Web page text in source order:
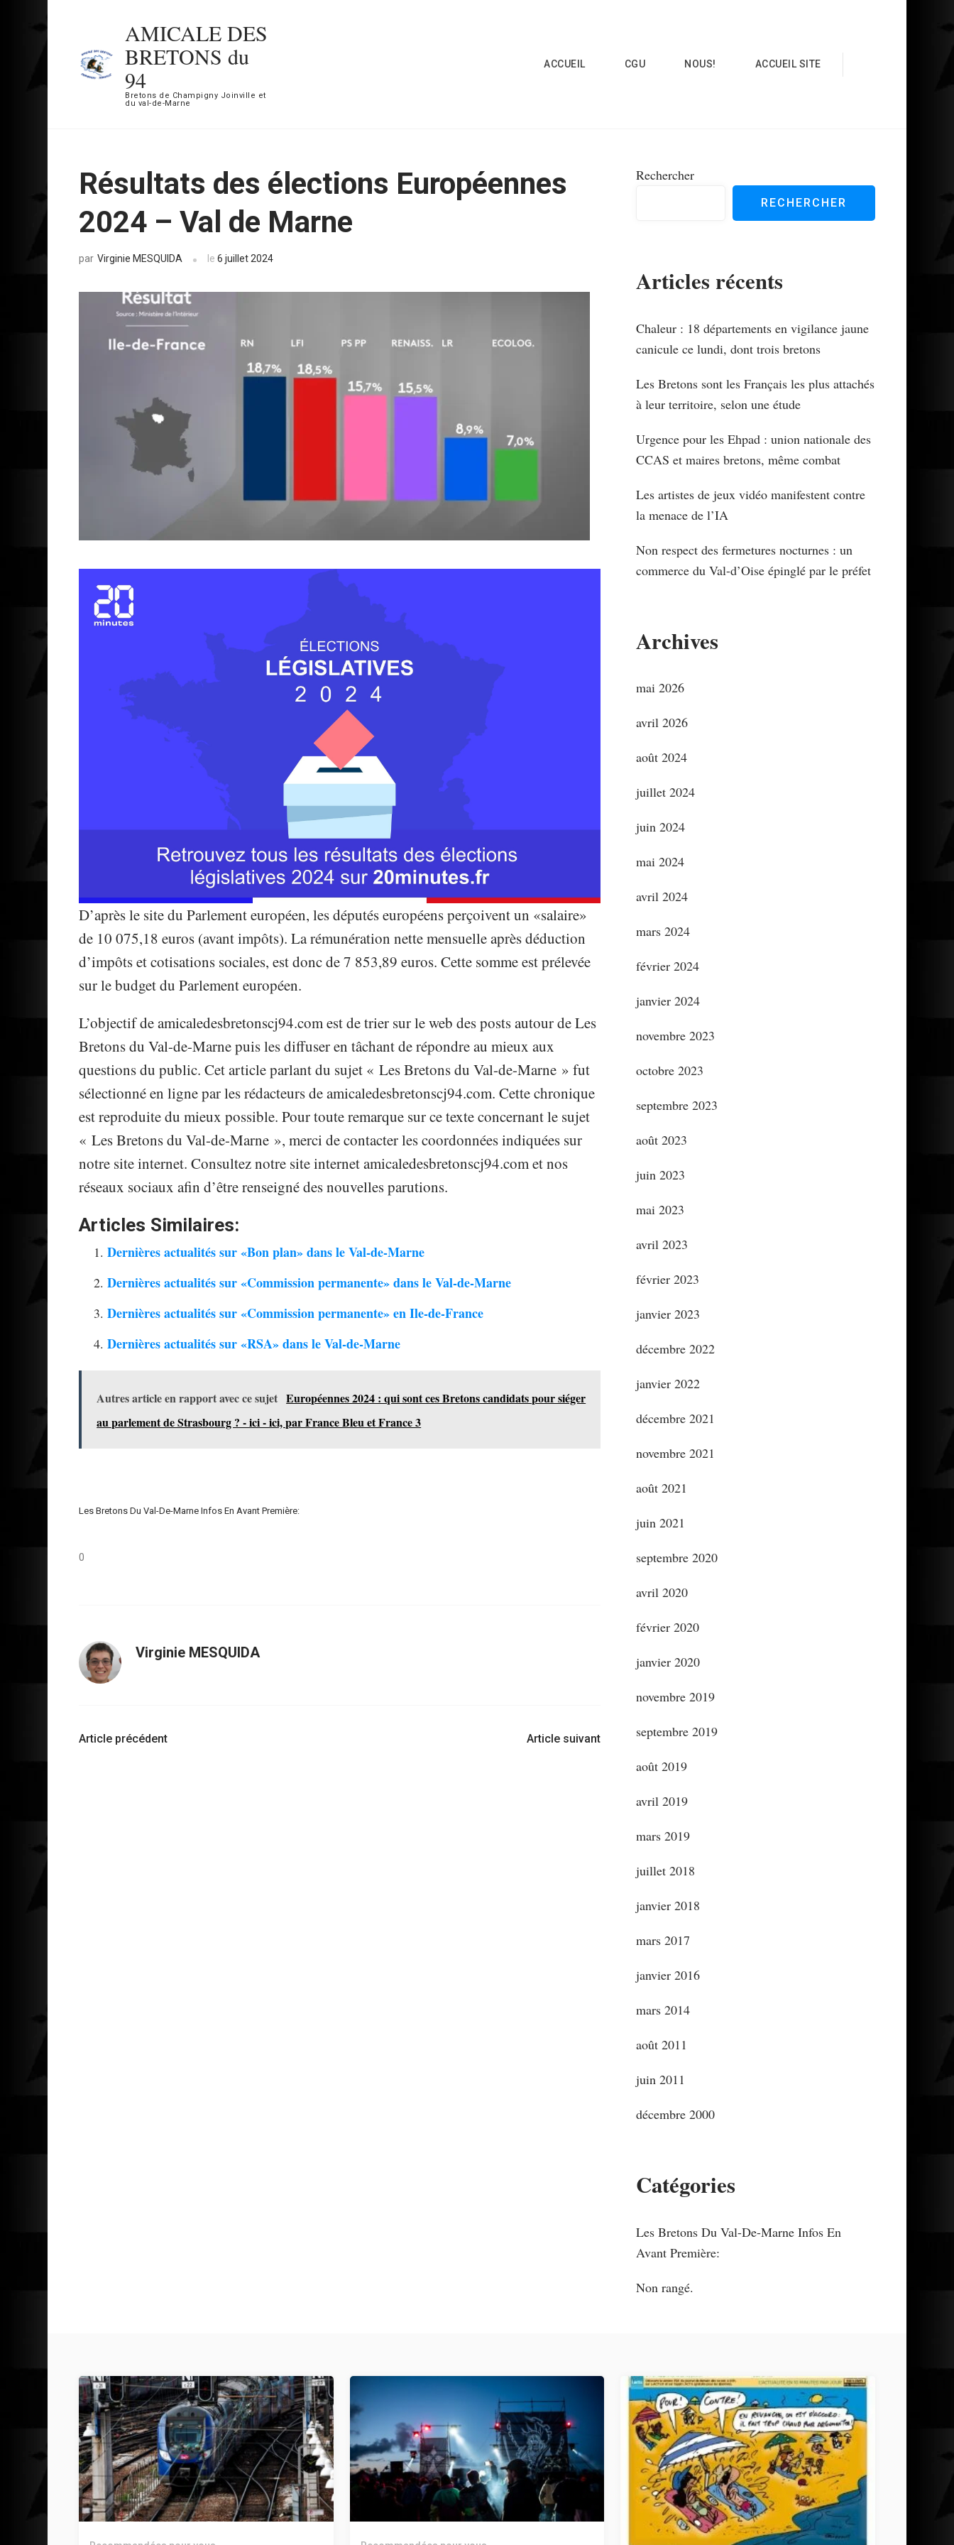
contenu
(Pressez
AMICALE DES
BRETONS du
94
Bretons de Champigny Joinville et
du val-de-Marne
ACCUEIL CGU NOUS! ACCUEIL SITE
Résultats des élections Européennes
2024 – Val de Marne
par Virginie MESQUIDA le6 juillet 2024
D’après le site du Parlement européen, les députés européens perçoivent un «salaire»
de 10 075,18 euros (avant impôts). La rémunération nette mensuelle après déduction
d’impôts et cotisations sociales, est donc de 7 853,89 euros. Cette somme est prélevée
sur le budget du Parlement européen.
L’objectif de amicaledesbretonscj94.com est de trier sur le web des posts autour de Les
Bretons du Val-de-Marne puis les diffuser en tâchant de répondre au mieux aux
questions du public. Cet article parlant du sujet « Les Bretons du Val-de-Marne » fut
sélectionné en ligne par les rédacteurs de amicaledesbretonscj94.com. Cette chronique
est reproduite du mieux possible. Pour toute remarque sur ce texte concernant le sujet
« Les Bretons du Val-de-Marne », merci de contacter les coordonnées indiquées sur
notre site internet. Consultez notre site internet amicaledesbretonscj94.com et nos
réseaux sociaux afin d’être renseigné des nouvelles parutions.
Articles Similaires:
Dernières actualités sur «Bon plan» dans le Val-de-Marne
Dernières actualités sur «Commission permanente» dans le Val-de-Marne
Dernières actualités sur «Commission permanente» en Ile-de-France
Dernières actualités sur «RSA» dans le Val-de-Marne
Autres article en rapport avec ce sujet Européennes 2024 : qui sont ces Bretons candidats pour siéger
au parlement de Strasbourg ? - ici - ici, par France Bleu et France 3
Les Bretons Du Val-De-Marne Infos En Avant Première:
0
Virginie MESQUIDA
Navigation
Article précédent Article suivant
Rechercher
RECHERCHER
Articles récents
Chaleur : 18 départements en vigilance jaune
canicule ce lundi, dont trois bretons
Les Bretons sont les Français les plus attachés
à leur territoire, selon une étude
Urgence pour les Ehpad : union nationale des
CCAS et maires bretons, même combat
Les artistes de jeux vidéo manifestent contre
la menace de l’IA
Non respect des fermetures nocturnes : un
commerce du Val-d’Oise épinglé par le préfet
Archives
mai 2026
avril 2026
août 2024
juillet 2024
juin 2024
mai 2024
avril 2024
mars 2024
février 2024
janvier 2024
novembre 2023
octobre 2023
septembre 2023
août 2023
juin 2023
mai 2023
avril 2023
février 2023
janvier 2023
décembre 2022
janvier 2022
décembre 2021
novembre 2021
août 2021
juin 2021
septembre 2020
avril 2020
février 2020
janvier 2020
novembre 2019
septembre 2019
août 2019
avril 2019
mars 2019
juillet 2018
janvier 2018
mars 2017
janvier 2016
mars 2014
août 2011
juin 2011
décembre 2000
Catégories
Les Bretons Du Val-De-Marne Infos En
Avant Première:
Non rangé.